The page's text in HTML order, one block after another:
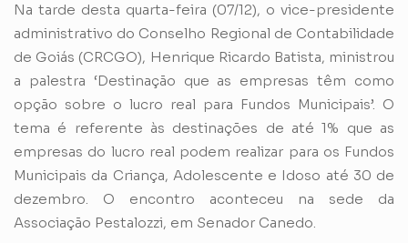
Na tarde desta quarta-feira (07/12), o vice-presidente
administrativo do Conselho Regional de Contabilidade
de Goiás (CRCGO), Henrique Ricardo Batista, ministrou
a palestra ‘Destinação que as empresas têm como
opção sobre o lucro real para Fundos Municipais’. O
tema é referente às destinações de até 1% que as
empresas do lucro real podem realizar para os Fundos
Municipais da Criança, Adolescente e Idoso até 30 de
dezembro. O encontro aconteceu na sede da
Associação Pestalozzi, em Senador Canedo.